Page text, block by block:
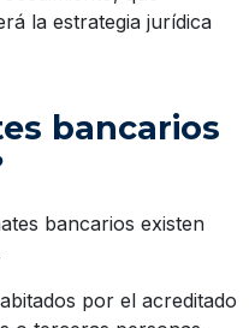
la estrategia jurídica
bancarios
bancarios existen
por el acreditado